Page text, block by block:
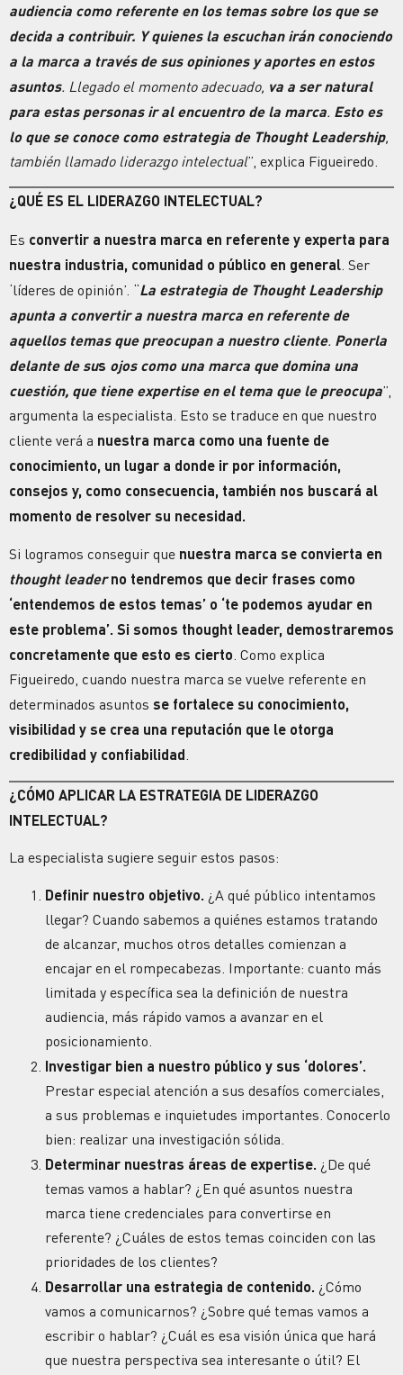
audiencia como referente en los temas sobre los que se
decida a contribuir. Y quienes la escuchan irán conociendo
a la marca a través de sus opiniones y aportes en estos
asuntos. Llegado el momento adecuado, va a ser natural
para estas personas ir al encuentro de la marca. Esto es
lo que se conoce como estrategia de Thought Leadership,
también llamado liderazgo intelectual”, explica Figueiredo.
¿QUÉ ES EL LIDERAZGO INTELECTUAL?
Es convertir a nuestra marca en referente y experta para
nuestra industria, comunidad o público en general . Ser
‘líderes de opinión’. “La estrategia de Thought Leadership
apunta a convertir a nuestra marca en referente de
aquellos temas que preocupan a nuestro cliente. Ponerla
delante de sus ojos como una marca que domina una
cuestión, que tiene expertise en el tema que le preocupa”,
argumenta la especialista. Esto se traduce en que nuestro
cliente verá a nuestra marca como una fuente de
conocimiento, un lugar a donde ir por información,
consejos y, como consecuencia, también nos buscará al
momento de resolver su necesidad.
Si logramos conseguir que nuestra marca se convierta en
thought leader no tendremos que decir frases como
‘entendemos de estos temas’ o ‘te podemos ayudar en
este problema’. Si somos thought leader, demostraremos
concretamente que esto es cierto. Como explica
Figueiredo, cuando nuestra marca se vuelve referente en
determinados asuntos se fortalece su conocimiento,
visibilidad y se crea una reputación que le otorga
credibilidad y confiabilidad.
¿CÓMO APLICAR LA ESTRATEGIA DE LIDERAZGO
INTELECTUAL?
La especialista sugiere seguir estos pasos:
Definir nuestro objetivo. ¿A qué público intentamos
llegar? Cuando sabemos a quiénes estamos tratando
de alcanzar, muchos otros detalles comienzan a
encajar en el rompecabezas. Importante: cuanto más
limitada y específica sea la definición de nuestra
audiencia, más rápido vamos a avanzar en el
posicionamiento.
Investigar bien a nuestro público y sus ‘dolores’.
Prestar especial atención a sus desafíos comerciales,
a sus problemas e inquietudes importantes. Conocerlo
bien: realizar una investigación sólida.
Determinar nuestras áreas de expertise. ¿De qué
temas vamos a hablar? ¿En qué asuntos nuestra
marca tiene credenciales para convertirse en
referente? ¿Cuáles de estos temas coinciden con las
prioridades de los clientes?
Desarrollar una estrategia de contenido. ¿Cómo
vamos a comunicarnos? ¿Sobre qué temas vamos a
escribir o hablar? ¿Cuál es esa visión única que hará
que nuestra perspectiva sea interesante o útil? El